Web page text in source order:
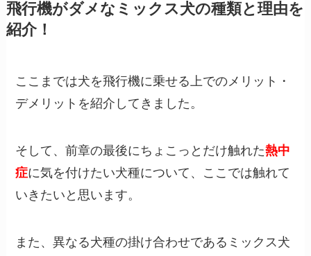
飛行機がダメなミックス犬の種類と理由を
紹介！
ここまでは犬を飛行機に乗せる上でのメリット・
デメリットを紹介してきました。
そして、前章の最後にちょこっとだけ触れた熱中
症に気を付けたい犬種について、ここでは触れて
いきたいと思います。
また、異なる犬種の掛け合わせであるミックス犬